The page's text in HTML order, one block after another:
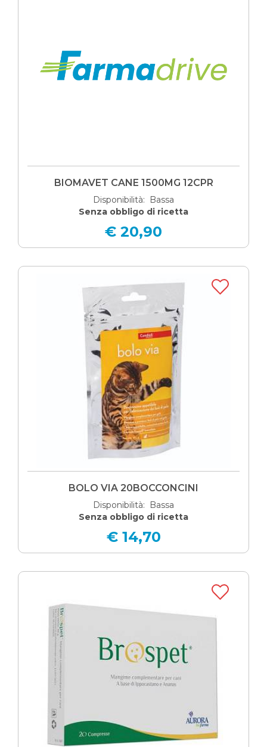
BIOMAVET CANE 1500MG 12CPR
Disponibilità: Bassa
Senza obbligo di ricetta
€ 20,90
BOLO VIA 20BOCCONCINI
Disponibilità: Bassa
Senza obbligo di ricetta
€ 14,70